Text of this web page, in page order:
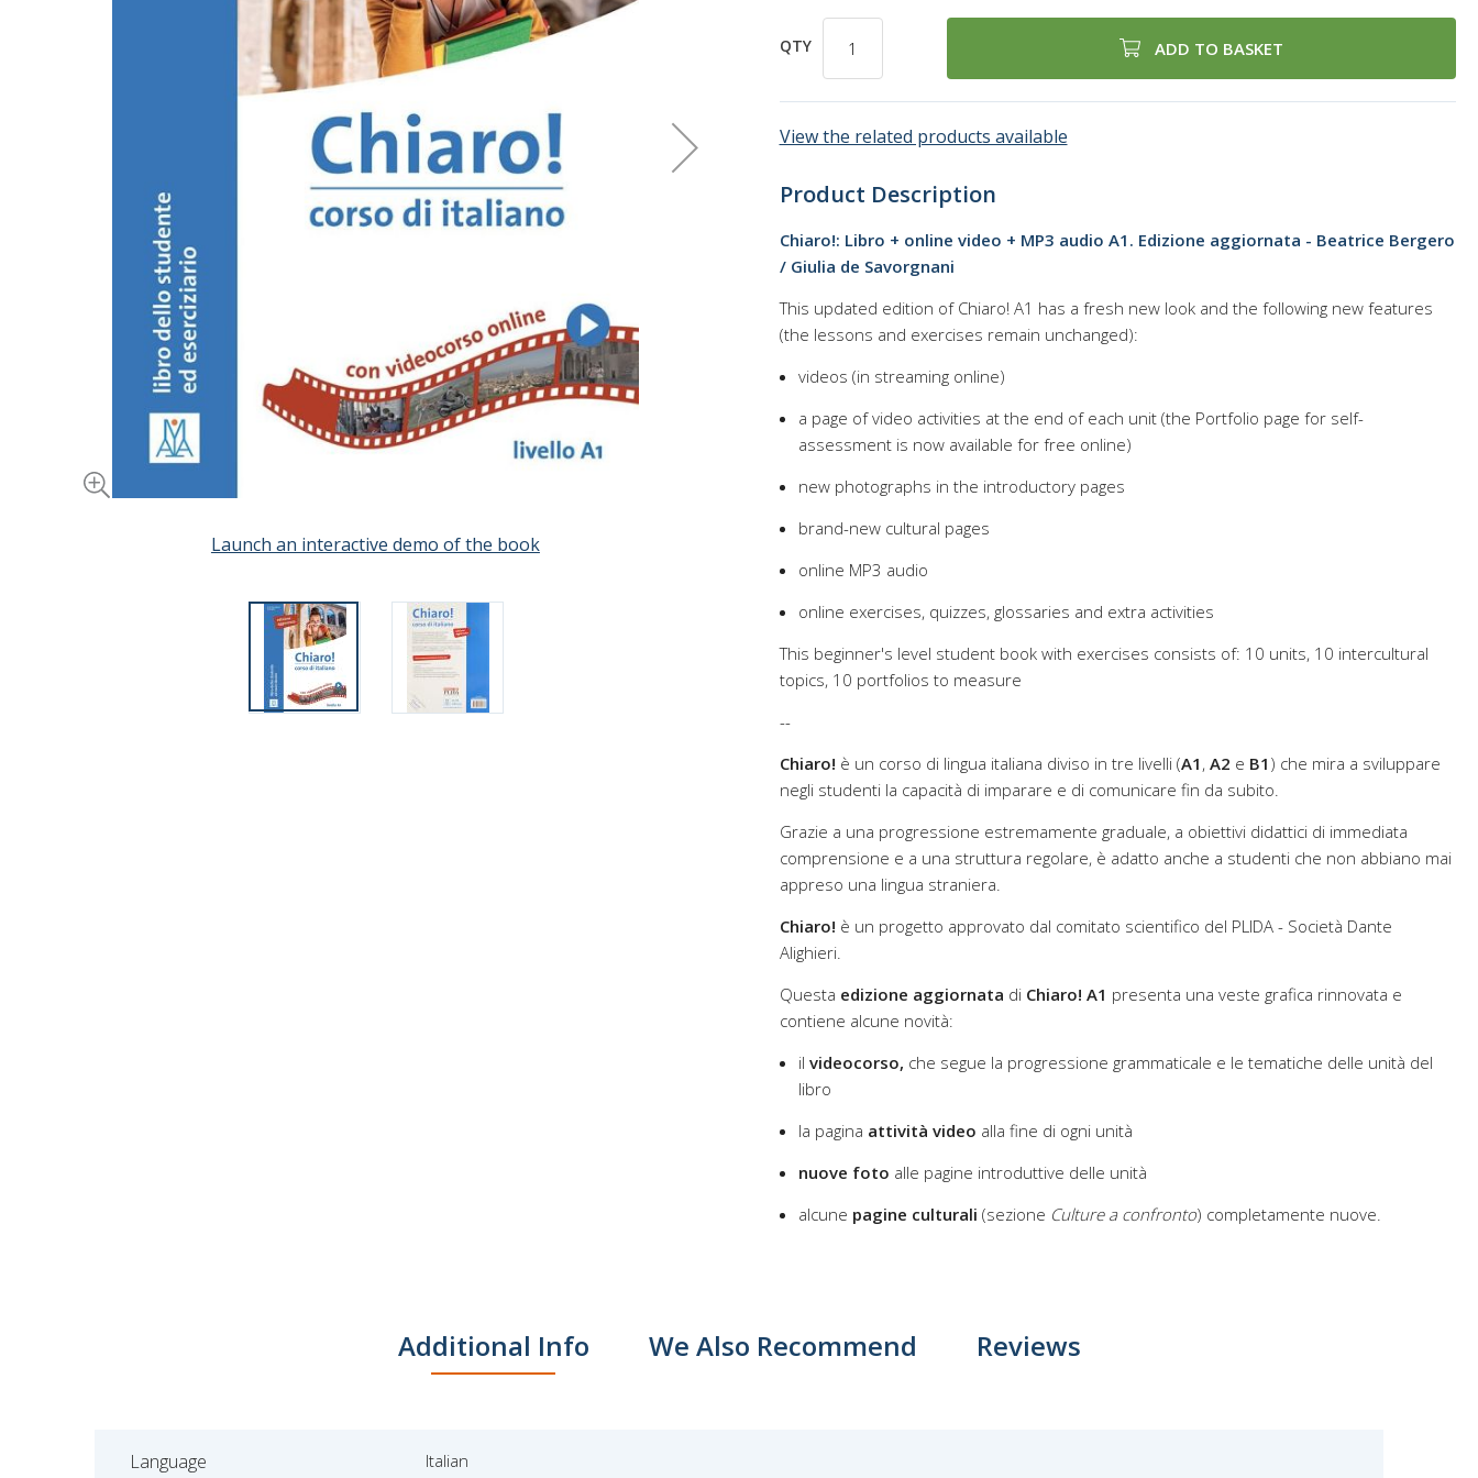
Launch an interactive demo of the book
QTY ADD TO BASKET
View the related products available
Product Description
Chiaro!: Libro + online video + MP3 audio A1. Edizione aggiornata - Beatrice Bergero
/ Giulia de Savorgnani
This updated edition of Chiaro! A1 has a fresh new look and the following new features
(the lessons and exercises remain unchanged):
videos (in streaming online)
a page of video activities at the end of each unit (the Portfolio page for self-
assessment is now available for free online)
new photographs in the introductory pages
brand-new cultural pages
online MP3 audio
online exercises, quizzes, glossaries and extra activities
This beginner's level student book with exercises consists of: 10 units, 10 intercultural
topics, 10 portfolios to measure
--
Chiaro! è un corso di lingua italiana diviso in tre livelli (A1 , A2 e B1 ) che mira a sviluppare
negli studenti la capacità di imparare e di comunicare fin da subito.
Grazie a una progressione estremamente graduale, a obiettivi didattici di immediata
comprensione e a una struttura regolare, è adatto anche a studenti che non abbiano mai
appreso una lingua straniera.
Chiaro! è un progetto approvato dal comitato scientifico del PLIDA - Società Dante
Alighieri.
Questa edizione aggiornata di Chiaro! A1 presenta una veste grafica rinnovata e
contiene alcune novità:
il videocorso, che segue la progressione grammaticale e le tematiche delle unità del
libro
la pagina attività video alla fine di ogni unità
nuove foto alle pagine introduttive delle unità
alcune pagine culturali (sezione Culture a confronto) completamente nuove.
Additional Info We Also Recommend Reviews
Language Italian